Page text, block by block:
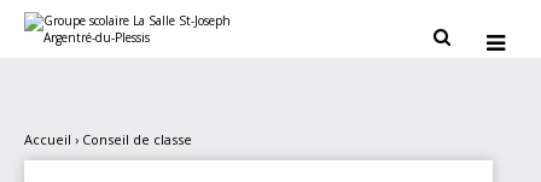
contenu.
personnels
 
Accueil › Conseil de classe